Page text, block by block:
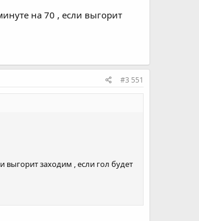
на 70 , если выгорит
#3 551
выгорит заходим , если гол будет